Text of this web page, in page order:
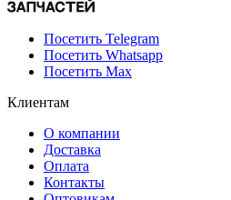
Посетить Telegram
Посетить Whatsapp
Посетить Max
Клиентам
О компании
Доставка
Оплата
Контакты